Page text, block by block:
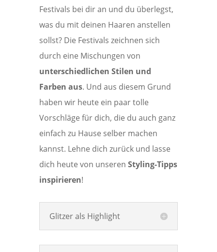
Festivals bei dir an und du überlegst,
was du mit deinen Haaren anstellen
sollst? Die Festivals zeichnen sich
durch eine Mischungen von
unterschiedlichen Stilen und
Farben aus. Und aus diesem Grund
haben wir heute ein paar tolle
Vorschläge für dich, die du auch ganz
einfach zu Hause selber machen
kannst. Lehne dich zurück und lasse
dich heute von unseren Styling-Tipps
inspirieren!
Glitzer als Highlight